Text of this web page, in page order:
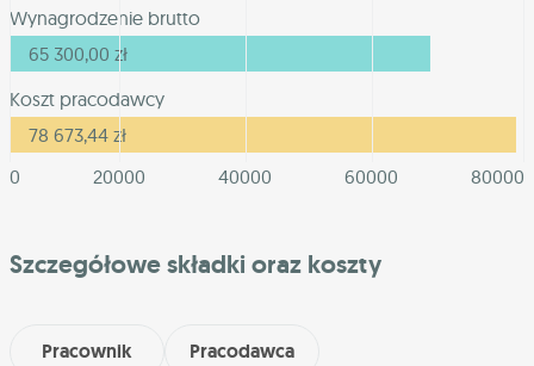
Wynagrodzenie brutto
65 300,00 zł
Koszt pracodawcy
78 673,44 zł
0
20000 40000 60000 80000
Szczegółowe składki oraz koszty
Pracownik Pracodawca